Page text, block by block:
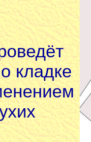
кладке